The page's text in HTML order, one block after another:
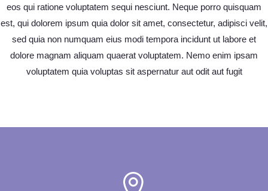
eos qui ratione voluptatem sequi nesciunt. Neque porro quisquam
est, qui dolorem ipsum quia dolor sit amet, consectetur, adipisci velit,
sed quia non numquam eius modi tempora incidunt ut labore et
dolore magnam aliquam quaerat voluptatem. Nemo enim ipsam
voluptatem quia voluptas sit aspernatur aut odit aut fugit